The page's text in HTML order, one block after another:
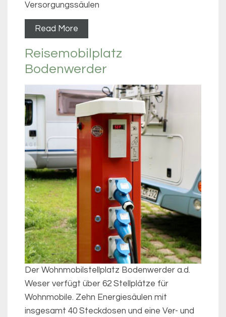
Versorgungssäulen
Read More
Reisemobilplatz
Bodenwerder
Der Wohnmobilstellplatz Bodenwerder a.d.
Weser verfügt über 62 Stellplätze für
Wohnmobile. Zehn Energiesäulen mit
insgesamt 40 Steckdosen und eine Ver- und